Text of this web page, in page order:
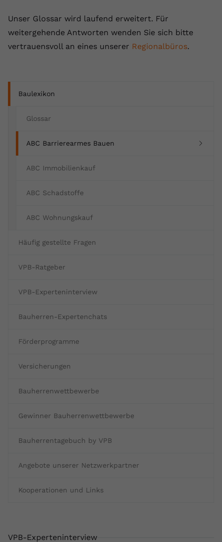
Baulexikon
Glossar
ABC Barrierearmes Bauen
ABC Immobilienkauf
ABC Schadstoffe
ABC Wohnungskauf
Häufig gestellte Fragen
VPB-Ratgeber
VPB-Experteninterview
Bauherren-Expertenchats
Förderprogramme
Versicherungen
Bauherrenwettbewerbe
Gewinner Bauherrenwettbewerbe
Bauherrentagebuch by VPB
Angebote unserer Netzwerkpartner
Kooperationen und Links
VPB-Experteninterview
Unser Glossar wird laufend erweitert. Für
weitergehende Antworten wenden Sie sich bitte
vertrauensvoll an eines unserer Regionalbüros.